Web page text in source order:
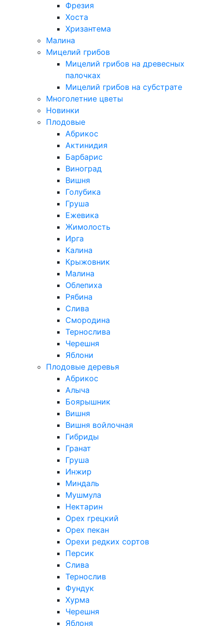
Фрезия
Хоста
Хризантема
Малина
Мицелий грибов
Мицелий грибов на древесных
палочках
Мицелий грибов на субстрате
Многолетние цветы
Новинки
Плодовые
Абрикос
Актинидия
Барбарис
Виноград
Вишня
Голубика
Груша
Ежевика
Жимолость
Ирга
Калина
Крыжовник
Малина
Облепиха
Рябина
Слива
Смородина
Тернослива
Черешня
Яблони
Плодовые деревья
Абрикос
Алыча
Боярышник
Вишня
Вишня войлочная
Гибриды
Гранат
Груша
Инжир
Миндаль
Мушмула
Нектарин
Орех грецкий
Орех пекан
Орехи редких сортов
Персик
Слива
Тернослив
Фундук
Хурма
Черешня
Яблоня